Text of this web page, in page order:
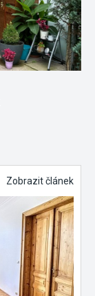
Zobrazit článek